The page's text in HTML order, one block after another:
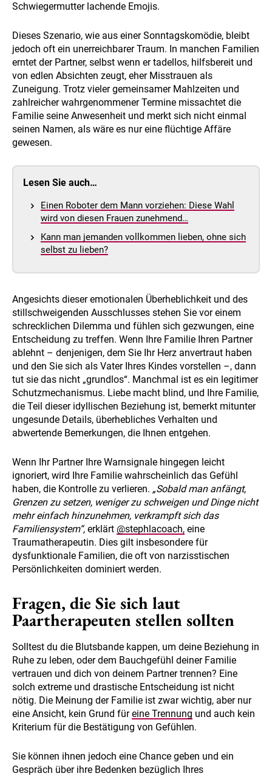
Schwiegermutter lachende Emojis.
Dieses Szenario, wie aus einer Sonntagskomödie, bleibt
jedoch oft ein unerreichbarer Traum. In manchen Familien
erntet der Partner, selbst wenn er tadellos, hilfsbereit und
von edlen Absichten zeugt, eher Misstrauen als
Zuneigung. Trotz vieler gemeinsamer Mahlzeiten und
zahlreicher wahrgenommener Termine missachtet die
Familie seine Anwesenheit und merkt sich nicht einmal
seinen Namen, als wäre es nur eine flüchtige Affäre
gewesen.
Lesen Sie auch…
Einen Roboter dem Mann vorziehen: Diese Wahl
wird von diesen Frauen zunehmend…
Kann man jemanden vollkommen lieben, ohne sich
selbst zu lieben?
Angesichts dieser emotionalen Überheblichkeit und des
stillschweigenden Ausschlusses stehen Sie vor einem
schrecklichen Dilemma und fühlen sich gezwungen, eine
Entscheidung zu treffen. Wenn Ihre Familie Ihren Partner
ablehnt – denjenigen, dem Sie Ihr Herz anvertraut haben
und den Sie sich als Vater Ihres Kindes vorstellen –, dann
tut sie das nicht „grundlos“. Manchmal ist es ein legitimer
Schutzmechanismus. Liebe macht blind, und Ihre Familie,
die Teil dieser idyllischen Beziehung ist, bemerkt mitunter
ungesunde Details, überhebliches Verhalten und
abwertende Bemerkungen, die Ihnen entgehen.
Wenn Ihr Partner Ihre Warnsignale hingegen leicht
ignoriert, wird Ihre Familie wahrscheinlich das Gefühl
haben, die Kontrolle zu verlieren. „Sobald man anfängt,
Grenzen zu setzen, weniger zu schweigen und Dinge nicht
mehr einfach hinzunehmen, verkrampft sich das
Familiensystem“, erklärt @stephlacoach, eine
Traumatherapeutin. Dies gilt insbesondere für
dysfunktionale Familien, die oft von narzisstischen
Persönlichkeiten dominiert werden.
Fragen, die Sie sich laut
Paartherapeuten stellen sollten
Solltest du die Blutsbande kappen, um deine Beziehung in
Ruhe zu leben, oder dem Bauchgefühl deiner Familie
vertrauen und dich von deinem Partner trennen? Eine
solch extreme und drastische Entscheidung ist nicht
nötig. Die Meinung der Familie ist zwar wichtig, aber nur
eine Ansicht, kein Grund füreine Trennung und auch kein
Kriterium für die Bestätigung von Gefühlen.
Sie können ihnen jedoch eine Chance geben und ein
Gespräch über ihre Bedenken bezüglich Ihres